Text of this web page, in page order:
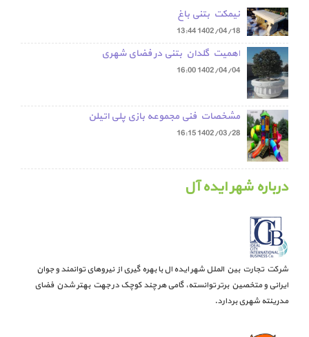
نیمکت بتنی باغ
1402/04/18
13:44
اهمیت گلدان بتنی در فضای شهری
1402/04/04
16:00
مشخصات فنی مجموعه بازی پلی اتیلن
1402/03/28
16:15
درباره شهر ایده آل
شرکت تجارت بین الملل شهر ایده ال با بهره گیری از نیروهای توانمند و جوان
ایرانی و متخصین برتر توانسته، گامی هر چند کوچک در جهت بهتر شدن فضای
مدرینته شهری بردارد.